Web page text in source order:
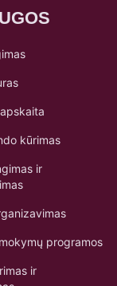
kūrimas
ir
programos
ir